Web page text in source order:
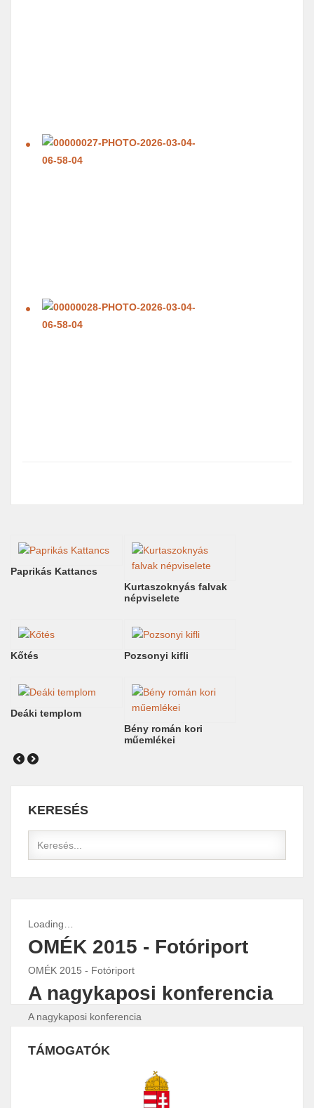
Paprikás Kattancs
Kurtaszoknyás falvak
népviselete
Kőtés Pozsonyi kifli
Deáki templom
Bény román kori
műemlékei
KERESÉS
Loading…
OMÉK 2015 - Fotóriport
OMÉK 2015 - Fotóriport
A nagykaposi konferencia
A nagykaposi konferencia
Fülekpüspöki konferencia
TÁMOGATÓK